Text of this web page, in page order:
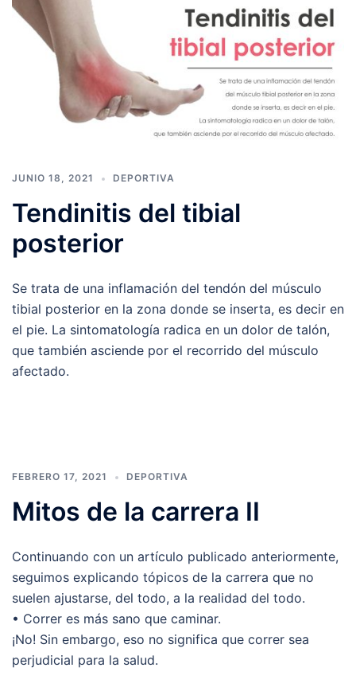
JUNIO 18, 2021 DEPORTIVA
Tendinitis del tibial
posterior
Se trata de una inflamación del tendón del músculo
tibial posterior en la zona donde se inserta, es decir en
el pie. La sintomatología radica en un dolor de talón,
que también asciende por el recorrido del músculo
afectado.
FEBRERO 17, 2021 DEPORTIVA
Mitos de la carrera II
Continuando con un artículo publicado anteriormente,
seguimos explicando tópicos de la carrera que no
suelen ajustarse, del todo, a la realidad del todo.
• Correr es más sano que caminar.
¡No! Sin embargo, eso no significa que correr sea
perjudicial para la salud.